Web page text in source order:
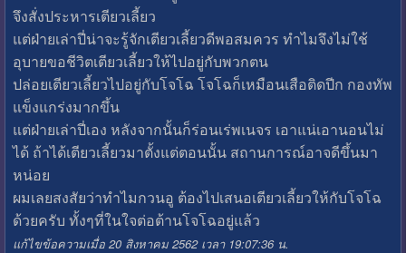
จึงสั่งประหารเตียวเลี้ยว
แต่ฝ่ายเล่าปี่น่าจะรู้จักเตียวเลี้ยวดีพอสมควร ทำไมจึงไม่ใช้
อุบายขอชีวิตเตียวเลี้ยวให้ไปอยู่กับพวกตน
ปล่อยเตียวเลี้ยวไปอยู่กับโจโฉ โจโฉก็เหมือนเสือติดปีก กองทัพ
แข็งแกร่งมากขึ้น
แต่ฝ่ายเล่าปี่เอง หลังจากนั้นก็ร่อนเร่พเนจร เอาแน่เอานอนไม่
ได้ ถ้าได้เตียวเลี้ยวมาตั้งแต่ตอนนั้น สถานการณ์อาจดีขึ้นมา
หน่อย
ผมเลยสงสัยว่าทำไมกวนอู ต้องไปเสนอเตียวเลี้ยวให้กับโจโฉ
ด้วยครับ ทั้งๆที่ในใจต่อต้านโจโฉอยู่แล้ว
แก้ไขข้อความเมื่อ 20 สิงหาคม 2562 เวลา 19:07:36 น.